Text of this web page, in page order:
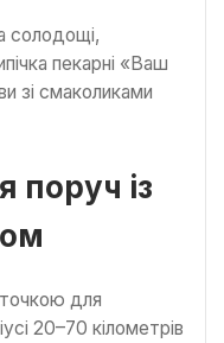
солодощі,
пекарні «Ваш
зі смаколиками
поруч із
для
20–70 кілометрів